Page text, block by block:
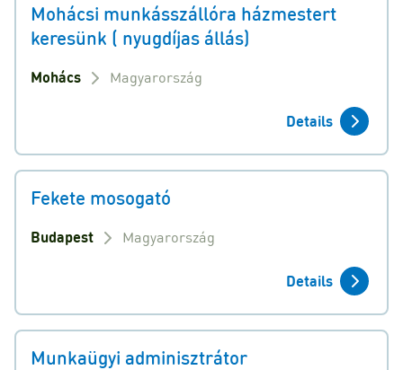
Mohácsi munkásszállóra házmestert
keresünk ( nyugdíjas állás)
Mohács Magyarország
Details
Fekete mosogató
Budapest Magyarország
Details
Munkaügyi adminisztrátor